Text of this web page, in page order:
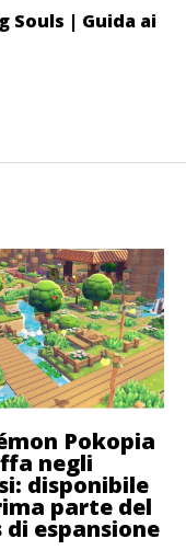
Souls | Guida ai
Pokopia
negli
disponibile
parte del
di espansione